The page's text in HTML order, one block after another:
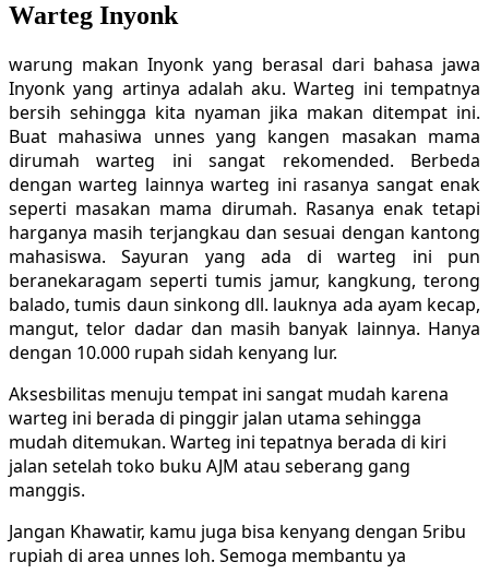
Warteg Inyonk
warung makan Inyonk yang berasal dari bahasa jawa
Inyonk yang artinya adalah aku. Warteg ini tempatnya
bersih sehingga kita nyaman jika makan ditempat ini.
Buat mahasiwa unnes yang kangen masakan mama
dirumah warteg ini sangat rekomended. Berbeda
dengan warteg lainnya warteg ini rasanya sangat enak
seperti masakan mama dirumah. Rasanya enak tetapi
harganya masih terjangkau dan sesuai dengan kantong
mahasiswa. Sayuran yang ada di warteg ini pun
beranekaragam seperti tumis jamur, kangkung, terong
balado, tumis daun sinkong dll. lauknya ada ayam kecap,
mangut, telor dadar dan masih banyak lainnya. Hanya
dengan 10.000 rupah sidah kenyang lur.
Aksesbilitas menuju tempat ini sangat mudah karena
warteg ini berada di pinggir jalan utama sehingga
mudah ditemukan. Warteg ini tepatnya berada di kiri
jalan setelah toko buku AJM atau seberang gang
manggis.
Jangan Khawatir, kamu juga bisa kenyang dengan 5ribu
rupiah di area unnes loh. Semoga membantu ya